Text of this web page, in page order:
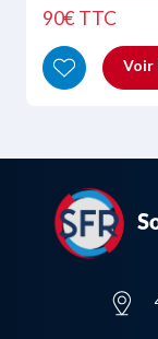
90€ TTC
Voir